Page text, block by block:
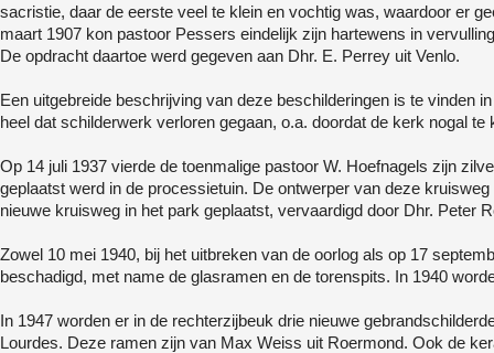
sacristie, daar de eerste veel te klein en vochtig was, waardoor er
maart 1907 kon pastoor Pessers eindelijk zijn hartewens in
De opdracht daartoe werd gegeven aan Dhr. E. Perrey uit Venlo.
Een uitgebreide beschrijving van deze beschilderingen is te vinden
heel dat schilderwerk verloren gegaan, o.a. doordat de kerk nogal
Op 14 juli 1937 vierde de toenmalige pastoor W. Hoefnagels zijn
geplaatst werd in de processietuin. De ontwerper van deze
nieuwe kruisweg in het park geplaatst, vervaardigd door Dhr. Peter
Zowel 10 mei 1940, bij het uitbreken van de oorlog als op 17
beschadigd, met name de glasramen en de torenspits. In 1940
In 1947 worden er in de rechterzijbeuk drie nieuwe
Lourdes. Deze ramen zijn van Max Weiss uit Roermond. Ook de